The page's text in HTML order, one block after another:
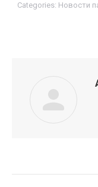
Categories: Новости